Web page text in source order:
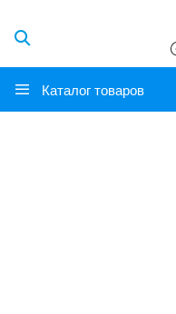
Каталог товаров